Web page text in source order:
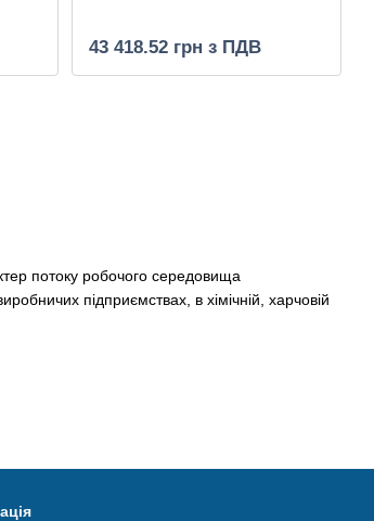
потоку робочого середовища
підприємствах, в хімічній, харчовій
43 418.52 грн з ПДВ